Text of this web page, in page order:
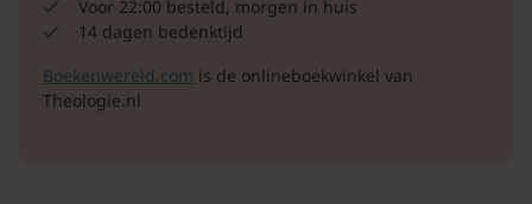
Voor 22:00 besteld, morgen in huis
14 dagen bedenktijd
Boekenwereld.com is de onlineboekwinkel van
Theologie.nl